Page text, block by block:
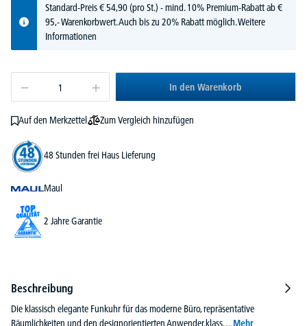
Standard-Preis€ 54,90(pro St.) - mind. 10% Premium-Rabatt ab €
95,- Warenkorbwert. Auch bis zu 20% Rabatt möglich.Weitere
Informationen
In den Warenkorb
Auf den Merkzettel Zum Vergleich hinzufügen
48 Stunden frei Haus Lieferung
Maul
2 Jahre Garantie
Beschreibung
Die klassisch elegante Funkuhr für das moderne Büro, repräsentative
Räumlichkeiten und den designorientierten Anwender.klass… Mehr